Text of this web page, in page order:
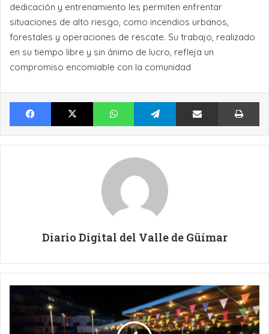
dedicación y entrenamiento les permiten enfrentar
situaciones de alto riesgo, como incendios urbanos,
forestales y operaciones de rescate. Su trabajo, realizado
en su tiempo libre y sin ánimo de lucro, refleja un
compromiso encomiable con la comunidad
Facebook X WhatsApp Telegram Compartir por Email
Diario Digital del Valle de Güímar
FIESTAS
DE